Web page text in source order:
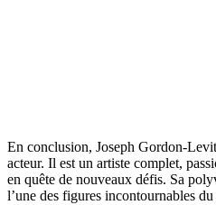
En conclusion, Joseph Gordon-
acteur. Il est un artiste complet,
en quête de nouveaux défis. Sa
l’une des figures incontournables